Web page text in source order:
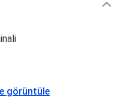
görüntüle